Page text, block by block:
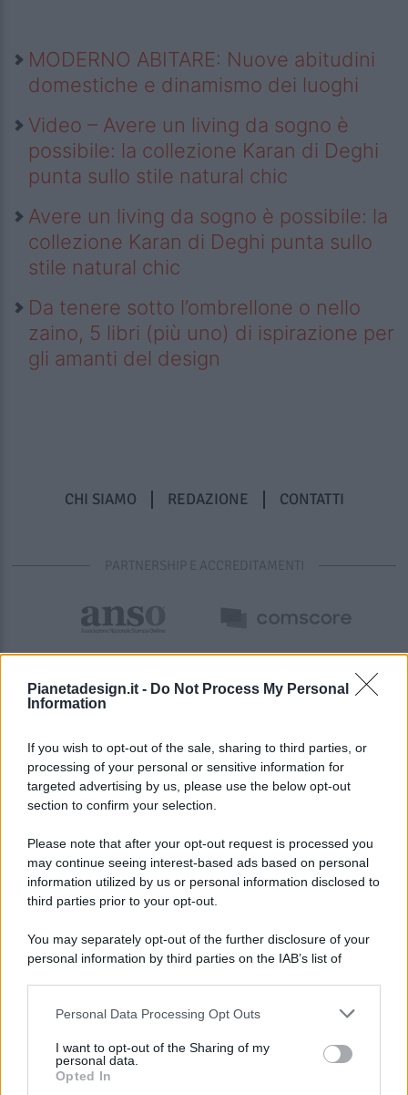
Pianetadesign.it - Do Not Process My Personal
Information
If you wish to opt-out of the sale, sharing to third parties, or
processing of your personal or sensitive information for
targeted advertising by us, please use the below opt-out
section to confirm your selection.
Please note that after your opt-out request is processed you
may continue seeing interest-based ads based on personal
information utilized by us or personal information disclosed to
third parties prior to your opt-out.
You may separately opt-out of the further disclosure of your
personal information by third parties on the IAB’s list of
This information may also be disclosed by us to third parties
disclose it to other third parties.
Personal Data Processing Opt Outs
I want to opt-out of the Sharing of my
personal data.
Opted In
MODERNO ABITARE: Nuove abitudini
domestiche e dinamismo dei luoghi
Video – Avere un living da sogno è
possibile: la collezione Karan di Deghi
punta sullo stile natural chic
Avere un living da sogno è possibile: la
collezione Karan di Deghi punta sullo
stile natural chic
Da tenere sotto l’ombrellone o nello
zaino, 5 libri (più uno) di ispirazione per
gli amanti del design
CHI SIAMO REDAZIONE CONTATTI
PARTNERSHIP E ACCREDITAMENTI
© 2026 - Pianeta Design - P.IVA 04827280654 - Testata
Registrata Al Tribunale Di Nocera Inferiore N. 8/2020 - RG N.
ISCRIZIONE AL ROC N. 35792 – ISCRITTA ALL’ANSO
(ASSOCIAZIONE NAZIONALE STAMPA ONLINE)
PREFERENZE PRIVACY